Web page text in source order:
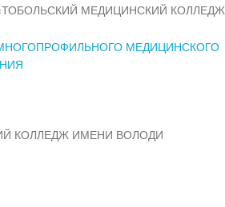
МЕДИЦИНСКИЙ КОЛЛЕДЖ
МЕДИЦИНСКОГО
КОЛЛЕДЖ ИМЕНИ ВОЛОДИ